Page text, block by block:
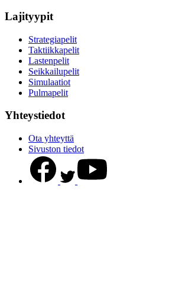
Lajityypit
Strategiapelit
Taktiikkapelit
Lastenpelit
Seikkailupelit
Simulaatiot
Pulmapelit
Yhteystiedot
Ota yhteyttä
Sivuston tiedot